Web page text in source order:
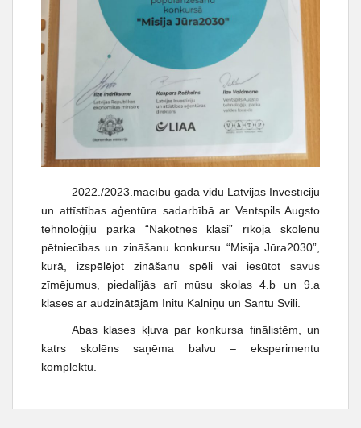
2022./2023.mācību gada vidū Latvijas Investīciju
un attīstības aģentūra sadarbībā ar Ventspils Augsto
tehnoloģiju parka “Nākotnes klasi” rīkoja skolēnu
pētniecības un zināšanu konkursu “Misija Jūra2030”,
kurā, izspēlējot zināšanu spēli vai iesūtot savus
zīmējumus, piedalījās arī mūsu skolas 4.b un 9.a
klases ar audzinātājām Initu Kalniņu un Santu Svili.
Abas klases kļuva par konkursa finālistēm, un
katrs skolēns saņēma balvu – eksperimentu
komplektu.